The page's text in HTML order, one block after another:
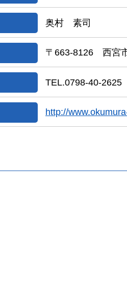
奥村 素司
〒663-8126 西宮
TEL.0798-40-2625
http://